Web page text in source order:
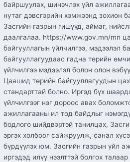
байршуулах, шинэчлэх үйл
нутаг дэвсгэрийн хэмжээнд зохион
Засгийн газрын гишүүд, аймаг,
даалгалаа. https://www.gov.mn/mn
байгууллагын үйлчилгээ, мэдээлэл
байгууллагуудаас гадна төрийн
үйлчилгээ мэдээлэл болон олон
Цаашид төрийн байгууллагуудын
стандарттай болно. Иргэд бүх
үйлчилгээг нэг дороос авах
ажиллагааны ил тод байдлыг
бодлого шийдвэртэй танилцах,
эргэх холбоог сайжруулж, санал
бүрдүүлэх юм. Засгийн газрын үйл
иргэдэд илүү нээлттэй болгох